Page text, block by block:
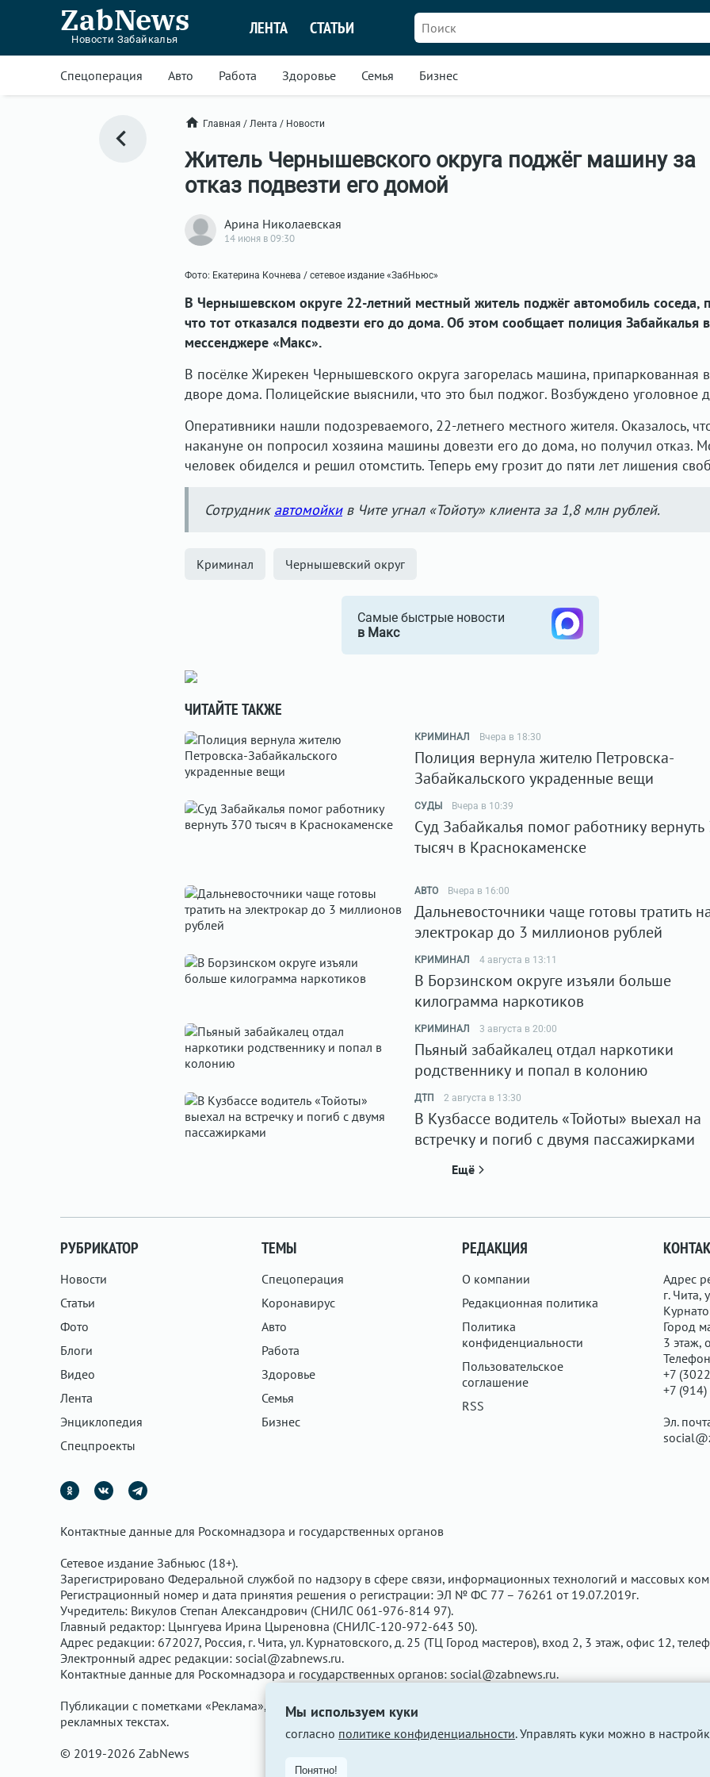
Мы используем куки
согласно политике конфиденциальности. Управлять куки можно в
Понятно!
ZabNews
Новости Забайкалья
ЛЕНТА СТАТЬИ
Спецоперация Авто Работа Здоровье Семья Бизнес
Главная / Лента / Новости
Житель Чернышевского округа поджёг машину за
отказ подвезти его домой
Арина Николаевская
14 июня в 09:30
Фото: Екатерина Кочнева / сетевое издание «ЗабНьюс»
В Чернышевском округе 22-летний местный житель поджёг автомобиль соседа,
что тот отказался подвезти его до дома. Об этом сообщает полиция Забайкалья в
мессенджере «Макс».
В посёлке Жирекен Чернышевского округа загорелась машина, припаркованная
дворе дома. Полицейские выяснили, что это был поджог. Возбуждено уголовное
Оперативники нашли подозреваемого, 22-летнего местного жителя. Оказалось,
накануне он попросил хозяина машины довезти его до дома, но получил отказ.
человек обиделся и решил отомстить. Теперь ему грозит до пяти лет лишения
Сотрудник автомойкив Чите угнал «Тойоту» клиента за 1,8 млн рублей.
Криминал Чернышевский округ
Самые быстрые новости
в Макс
ЧИТАЙТЕ ТАКЖЕ
КРИМИНАЛ Вчера в 18:30
Полиция вернула жителю Петровска-
Забайкальского украденные вещи
СУДЫ Вчера в 10:39
Суд Забайкалья помог работнику вернуть
тысяч в Краснокаменске
АВТО Вчера в 16:00
Дальневосточники чаще готовы тратить
электрокар до 3 миллионов рублей
КРИМИНАЛ 4 августа в 13:11
В Борзинском округе изъяли больше
килограмма наркотиков
КРИМИНАЛ 3 августа в 20:00
Пьяный забайкалец отдал наркотики
родственнику и попал в колонию
ДТП 2 августа в 13:30
В Кузбассе водитель «Тойоты» выехал на
встречку и погиб с двумя пассажирками
Ещё
РУБРИКАТОР
Новости
Статьи
Фото
Блоги
Видео
Лента
Энциклопедия
Спецпроекты
ТЕМЫ
Спецоперация
Коронавирус
Авто
Работа
Здоровье
Семья
Бизнес
РЕДАКЦИЯ
О компании
Редакционная политика
Политика
конфиденциальности
Пользовательское
соглашение
RSS
Адрес
г. Чита,
Город
3 этаж,
+7
+7
Эл.
Контактные данные для Роскомнадзора и государственных органов
Сетевое издание Забньюс (18+).
Зарегистрировано Федеральной службой по надзору в сфере связи, информационных технологий и массовых
Регистрационный номер и дата принятия решения о регистрации: ЭЛ № ФС 77 – 76261 от 19.07.2019г.
Учредитель: Викулов Степан Александрович (СНИЛС 061-976-814 97).
Главный редактор: Цынгуева Ирина Цыреновна (СНИЛС-120-972-643 50).
Адрес редакции: 672027, Россия, г. Чита, ул. Курнатовского, д. 25 (ТЦ Город мастеров), вход 2, 3 этаж, офис 12,
Электронный адрес редакции: social@zabnews.ru.
Контактные данные для Роскомнадзора и государственных органов: social@zabnews.ru.
Публикации с пометками «Реклама», «Выборы» оплачены рекламодателем. Редакция сайта не несёт
рекламных текстах.
© 2019-2026 ZabNews